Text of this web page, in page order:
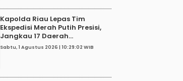
Kapolda Riau Lepas Tim
Ekspedisi Merah Putih Presisi,
Jangkau 17 Daerah...
Sabtu, 1 Agustus 2026 | 10:29:02 WIB